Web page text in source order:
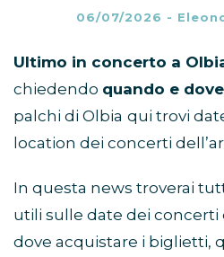
06/07/2026 -
Ultimo in concerto a
chiedendo quando e
palchi di Olbia qui trovi
location dei concerti
In questa news troverai
utili sulle date dei concerti
dove acquistare i biglietti,